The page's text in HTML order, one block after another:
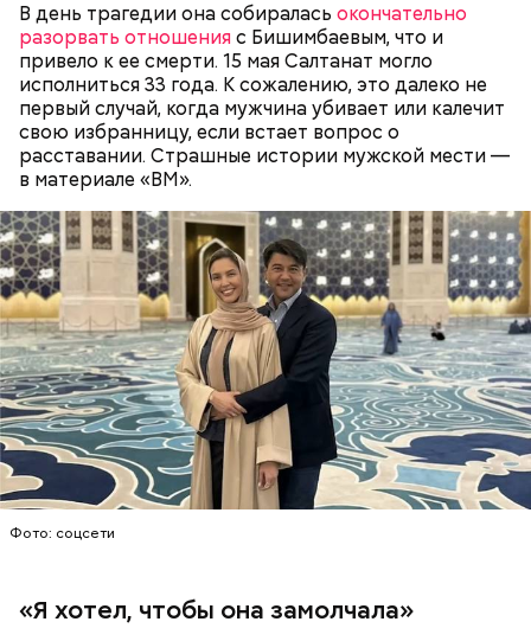
В день трагедии она собиралась окончательно
разорвать отношенияс Бишимбаевым, что и
привело к ее смерти. 15 мая Салтанат могло
исполниться 33 года. К сожалению, это далеко не
первый случай, когда мужчина убивает или калечит
свою избранницу, если встает вопрос о
расставании. Страшные истории мужской мести —
в материале «ВМ».
Фото: соцсети
«Я хотел, чтобы она замолчала»
24 июля 2026 года состоялось последнее
заседание по делу балашихинского отравителя.
Суд признал Миссюру виновным в убийстве двух
человек и покушении на убийство еще семи лиц.
Молодого человека приговорили к пожизненному
лишению свободы.